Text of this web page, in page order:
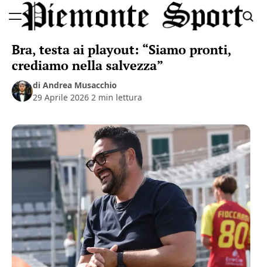
to
Sport
Bra, testa ai playout: “Siamo pronti,
crediamo nella salvezza”
di Andrea Musacchio
29 Aprile 2026 2 min lettura